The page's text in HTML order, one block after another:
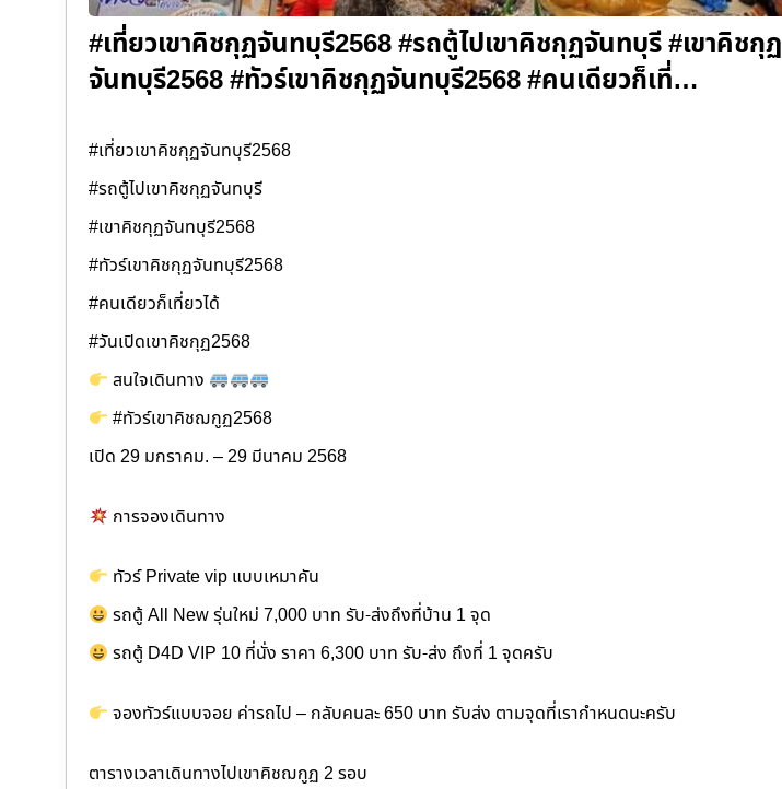
#เที่ยวเขาคิชกุฏจันทบุรี2568 #รถตู้ไปเขาคิชกุฏจันทบุรี #เขาคิชกุฏ
จันทบุรี2568 #ทัวร์เขาคิชกุฏจันทบุรี2568 #คนเดียวก็เที่…
#เที่ยวเขาคิชกุฏจันทบุรี2568
#รถตู้ไปเขาคิชกุฏจันทบุรี
#เขาคิชกุฏจันทบุรี2568
#ทัวร์เขาคิชกุฏจันทบุรี2568
#คนเดียวก็เที่ยวได้
#วันเปิดเขาคิชกุฏ2568
สนใจเดินทาง
#ทัวร์เขาคิชฌกูฏ2568
เปิด 29 มกราคม. – 29 มีนาคม 2568
การจองเดินทาง
ทัวร์ Private vip แบบเหมาคัน
รถตู้ All New รุ่นใหม่ 7,000 บาท รับ-ส่งถึงที่บ้าน 1 จุด
รถตู้ D4D VIP 10 ที่นั่ง ราคา 6,300 บาท รับ-ส่ง ถึงที่ 1 จุดครับ
จองทัวร์แบบจอย ค่ารถไป – กลับคนละ 650 บาท รับส่ง ตามจุดที่เรากำหนดนะครับ
ตารางเวลาเดินทางไปเขาคิชฌกูฏ 2 รอบ